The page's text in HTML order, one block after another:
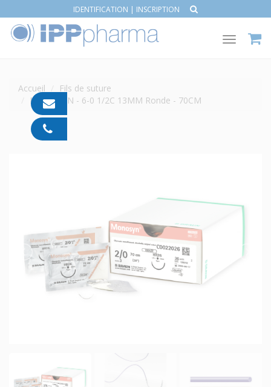
IDENTIFICATION | INSCRIPTION
Toggle
Accueil
Fils de suture
MONOSYN - 6-0 1/2C 13MM Ronde - 70CM
contact@ipp-
pharma.com
91